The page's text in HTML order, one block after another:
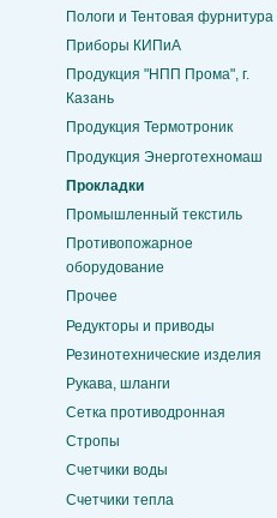
Пологи и Тентовая фурнитура
Приборы КИПиА
Продукция "НПП Прома", г.
Казань
Продукция Термотроник
Продукция Энерготехномаш
Прокладки
Промышленный текстиль
Противопожарное
оборудование
Прочее
Редукторы и приводы
Резинотехнические изделия
Рукава, шланги
Сетка противодронная
Стропы
Счетчики воды
Счетчики тепла